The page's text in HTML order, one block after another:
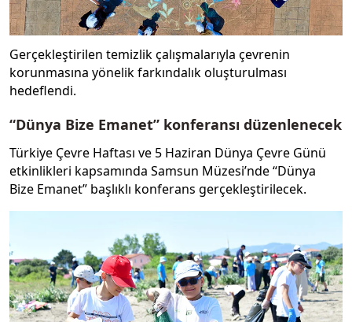
Gerçekleştirilen temizlik çalışmalarıyla çevrenin
korunmasına yönelik farkındalık oluşturulması
hedeflendi.
“Dünya Bize Emanet” konferansı düzenlenecek
Türkiye Çevre Haftası ve 5 Haziran Dünya Çevre Günü
etkinlikleri kapsamında Samsun Müzesi’nde “Dünya
Bize Emanet” başlıklı konferans gerçekleştirilecek.